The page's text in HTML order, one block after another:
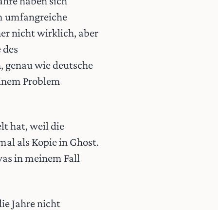
umfangreiche
nicht wirklich, aber
genau wie deutsche
Problem
hat, weil die
als Kopie in Ghost.
in meinem Fall
Jahre nicht